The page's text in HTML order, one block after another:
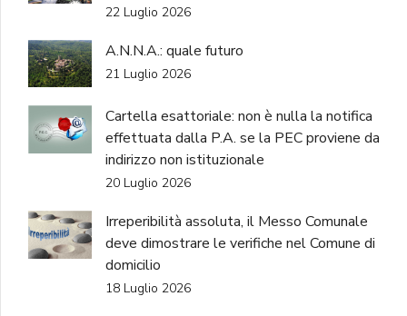
22 Luglio 2026
A.N.N.A.: quale futuro
21 Luglio 2026
Cartella esattoriale: non è nulla la notifica
effettuata dalla P.A. se la PEC proviene da
indirizzo non istituzionale
20 Luglio 2026
Irreperibilità assoluta, il Messo Comunale
deve dimostrare le verifiche nel Comune di
domicilio
18 Luglio 2026